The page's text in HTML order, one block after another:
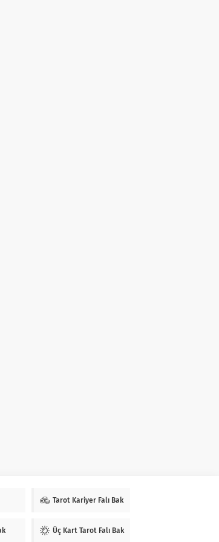
Tarot Kariyer Falı Bak
Üç Kart Tarot Falı Bak